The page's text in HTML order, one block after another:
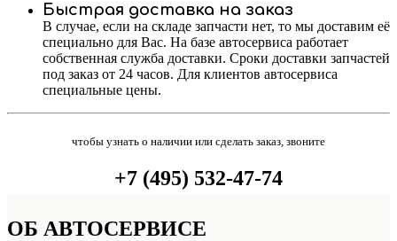
Быстрая доставка на заказ
В случае, если на складе запчасти нет, то мы доставим её
специально для Вас. На базе автосервиса работает
собственная служба доставки. Сроки доставки запчастей
под заказ от 24 часов. Для клиентов автосервиса
специальные цены.
чтобы узнать о наличии или сделать заказ, звоните
+7 (495) 532-47-74
ОБ АВТОСЕРВИСЕ